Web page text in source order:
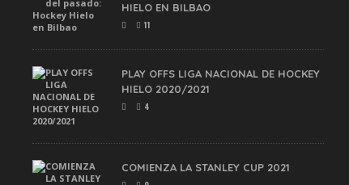
HIELO EN BILBAO
11
PLAY OFFS LIGA NACIONAL DE HOCKEY
HIELO 2020/2021
4
COMIENZA LA STANLEY CUP 2021